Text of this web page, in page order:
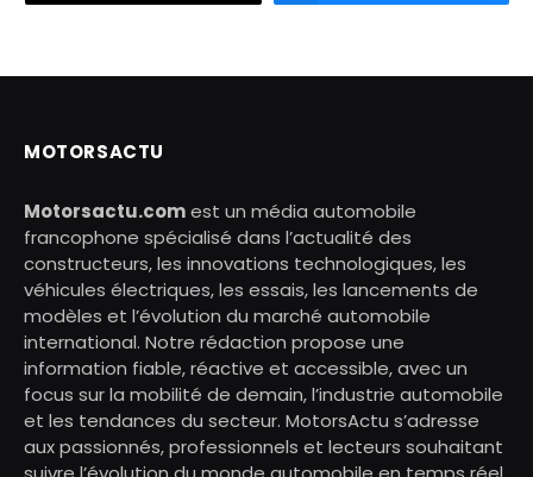
MOTORSACTU
Motorsactu.comest un média automobile
francophone spécialisé dans l’actualité des
constructeurs, les innovations technologiques, les
véhicules électriques, les essais, les lancements de
modèles et l’évolution du marché automobile
international. Notre rédaction propose une
information fiable, réactive et accessible, avec un
focus sur la mobilité de demain, l’industrie automobile
et les tendances du secteur. MotorsActu s’adresse
aux passionnés, professionnels et lecteurs souhaitant